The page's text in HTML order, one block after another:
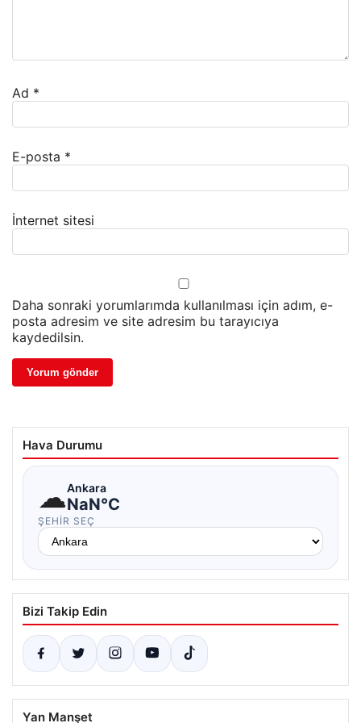
Ad *
E-posta *
İnternet sitesi
Daha sonraki yorumlarımda kullanılması için adım, e-
posta adresim ve site adresim bu tarayıcıya
kaydedilsin.
Hava Durumu
☁Ankara
NaN°C
ŞEHIR SEÇ
Bizi Takip Edin
Yan Manşet